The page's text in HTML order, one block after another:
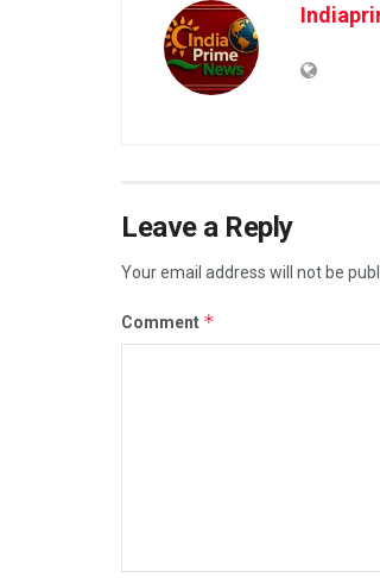
Leave a Reply
Your email address will not be
Comment *